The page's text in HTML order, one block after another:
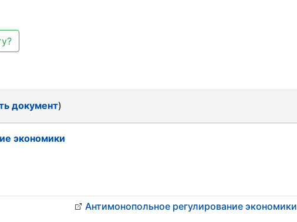
документ)
экономики
Антимонопольное регулирование экономики